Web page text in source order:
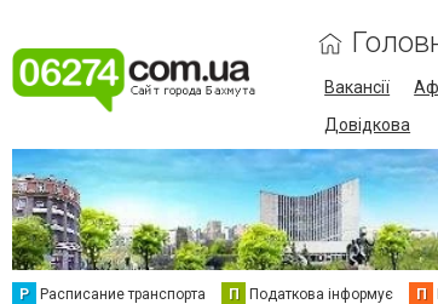
Вакансії
Довідкова
Р Расписание транспорта П Податкова інформує П